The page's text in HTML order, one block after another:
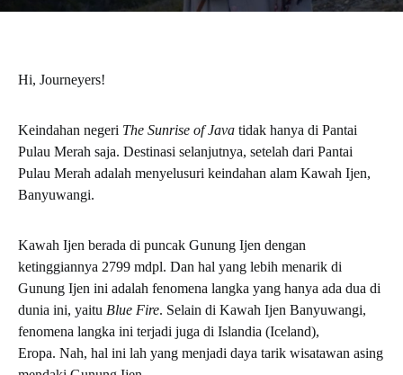
Hi, Journeyers!
Keindahan negeri The Sunrise of Java tidak hanya di Pantai
Pulau Merah saja. Destinasi selanjutnya, setelah dari Pantai
Pulau Merah adalah menyelusuri keindahan alam Kawah Ijen,
Banyuwangi.
Kawah Ijen berada di puncak Gunung Ijen dengan
ketinggiannya 2799 mdpl. Dan hal yang lebih menarik di
Gunung Ijen ini adalah fenomena langka yang hanya ada dua di
dunia ini, yaitu Blue Fire. Selain di Kawah Ijen Banyuwangi,
fenomena langka ini terjadi juga di Islandia (Iceland),
Eropa. Nah, hal ini lah yang menjadi daya tarik wisatawan asing